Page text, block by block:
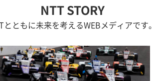
NTT STORY
とともに未来を考えるWEBメディアです。